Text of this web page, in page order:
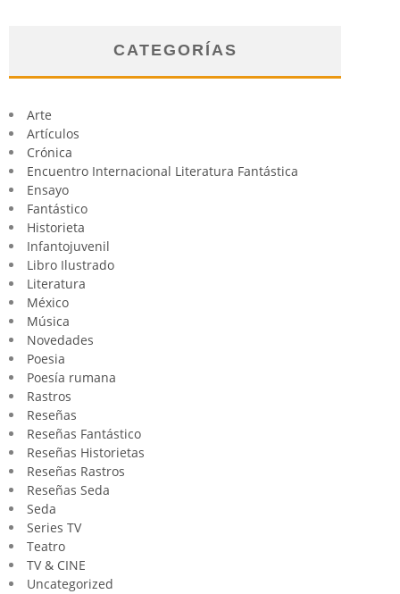
CATEGORÍAS
Arte
Artículos
Crónica
Encuentro Internacional Literatura Fantástica
Ensayo
Fantástico
Historieta
Infantojuvenil
Libro Ilustrado
Literatura
México
Música
Novedades
Poesia
Poesía rumana
Rastros
Reseñas
Reseñas Fantástico
Reseñas Historietas
Reseñas Rastros
Reseñas Seda
Seda
Series TV
Teatro
TV & CINE
Uncategorized